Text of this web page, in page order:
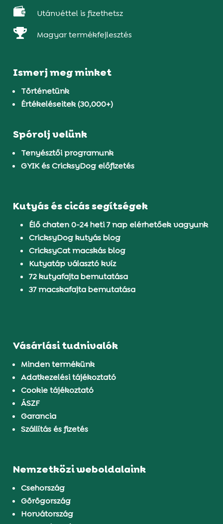
 Utánvéttel is fizethetsz
 Magyar termékfejlesztés
Ismerj meg minket
Történetünk
Értékeléseitek (30,000+)
Spórolj velünk
Tenyésztői programunk
GYIK és CricksyDog előfizetés
Kutyás és cicás segítségek
Élő chaten 0-24 heti 7 nap elérhetőek vagyunk
CricksyDog kutyás blog
CricksyCat macskás blog
Kutyatáp választó kvíz
72 kutyafajta bemutatása
37 macskafajta bemutatása
Vásárlási tudnivalók
Minden termékünk
Adatkezelési tájékoztató
Cookie tájékoztató
ÁSZF
Garancia
Szállítás és fizetés
Nemzetközi weboldalaink
Csehország
Görögország
Horvátország